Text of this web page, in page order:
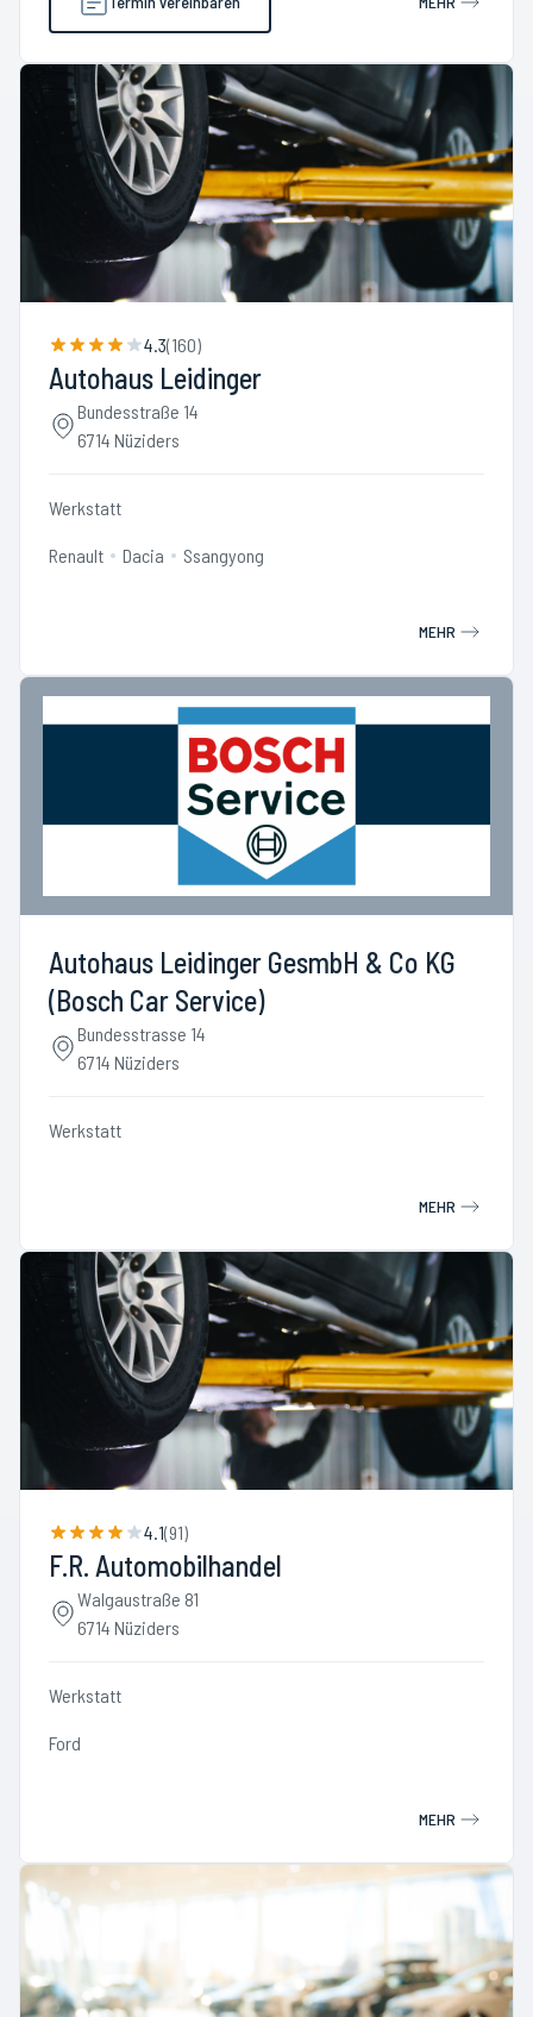
4.3(160)
Autohaus Leidinger
Bundesstraße 14
6714 Nüziders
Werkstatt
Renault Dacia Ssangyong
MEHR
Autohaus Leidinger GesmbH & Co KG
(Bosch Car Service)
Bundesstrasse 14
6714 Nüziders
Werkstatt
MEHR
4.1(91)
F.R. Automobilhandel
Walgaustraße 81
6714 Nüziders
Werkstatt
Ford
MEHR